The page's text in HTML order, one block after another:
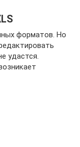
форматов. Но
удастся.